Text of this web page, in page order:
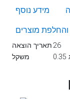
מידע נוסף
והחלפת מוצרים
תאריך הוצאה26
משקל